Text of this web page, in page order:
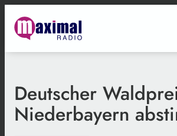
Deutscher
Niederbayern